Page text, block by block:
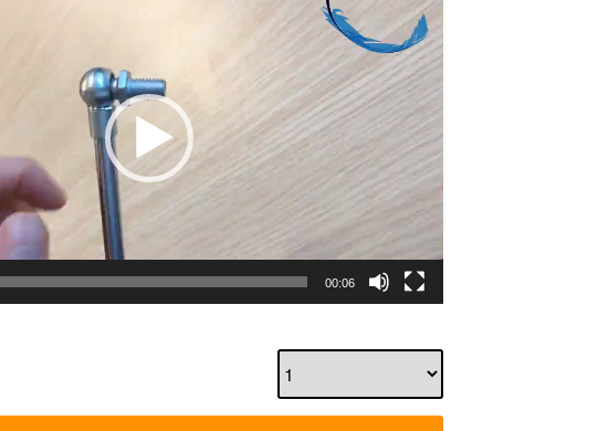
00:06